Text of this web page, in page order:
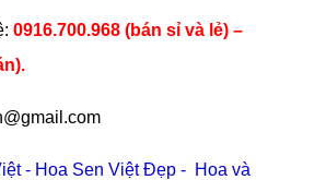
0916.700.968 (bán sỉ và lẻ) –
- Hoa Sen Việt Đẹp - Hoa và